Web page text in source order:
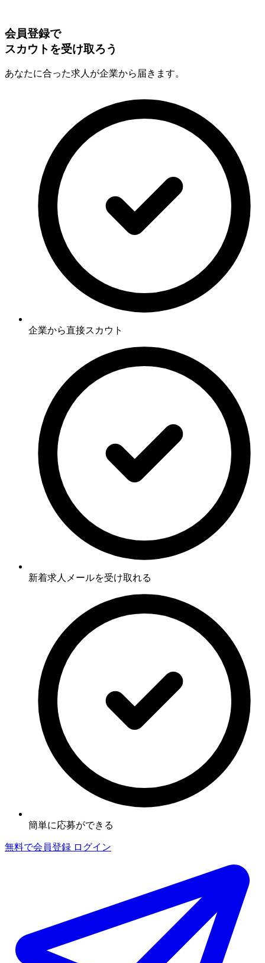
会員登録で
スカウトを受け取ろう
あなたに合った求人が企業から届きます。
企業から直接スカウト
新着求人メールを受け取れる
簡単に応募ができる
無料で会員登録 ログイン